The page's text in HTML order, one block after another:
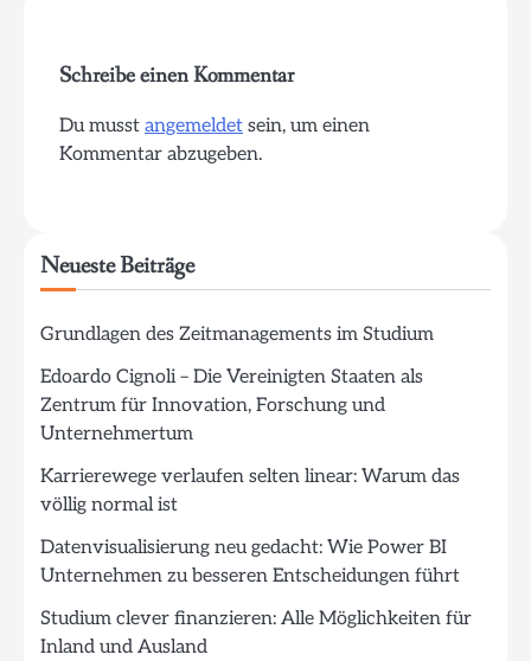
Schreibe einen Kommentar
Du musst angemeldet sein, um einen
Kommentar abzugeben.
Neueste Beiträge
Grundlagen des Zeitmanagements im Studium
Edoardo Cignoli – Die Vereinigten Staaten als
Zentrum für Innovation, Forschung und
Unternehmertum
Karrierewege verlaufen selten linear: Warum das
völlig normal ist
Datenvisualisierung neu gedacht: Wie Power BI
Unternehmen zu besseren Entscheidungen führt
Studium clever finanzieren: Alle Möglichkeiten für
Inland und Ausland